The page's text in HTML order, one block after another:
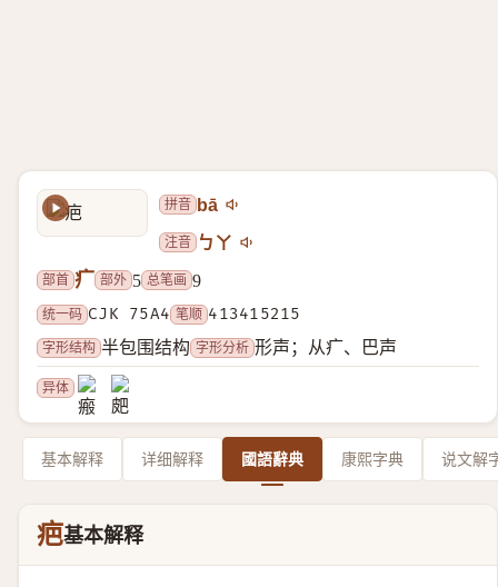
拼音 bā
注音 ㄅㄚ
部首 疒 部外 5 总笔画 9
统一码 CJK 75A4 笔顺 413415215
字形结构 半包围结构 字形分析 形声；从疒、巴声
异体
基本解释 详细解释 國語辭典 康熙字典 说文解
疤基本解释